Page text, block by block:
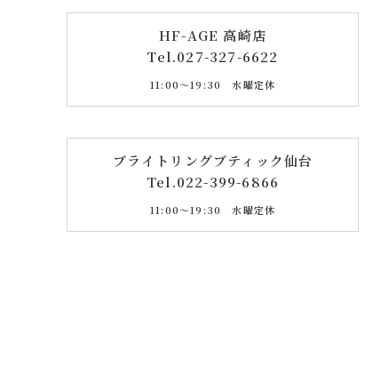
HF-AGE 高崎店
Tel.027-327-6622
11:00〜19:30 水曜定休
ブライトリングブティック仙台
Tel.022-399-6866
11:00〜19:30 水曜定休